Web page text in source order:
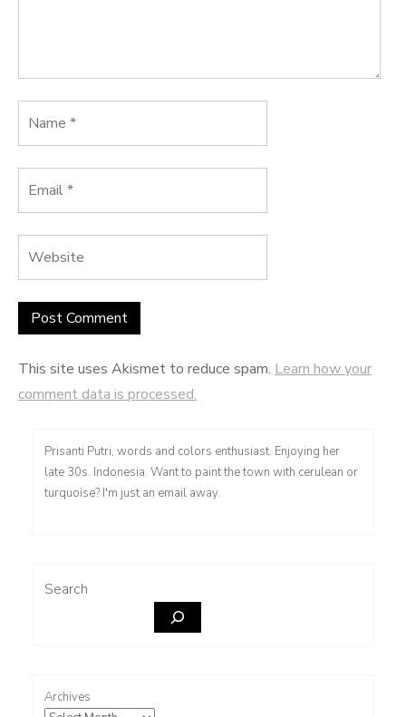
This site uses Akismet to reduce spam. Learn how your
comment data is processed.
Prisanti Putri, words and colors enthusiast. Enjoying her
late 30s. Indonesia. Want to paint the town with cerulean or
turquoise? I'm just an email away.
Search
Archives